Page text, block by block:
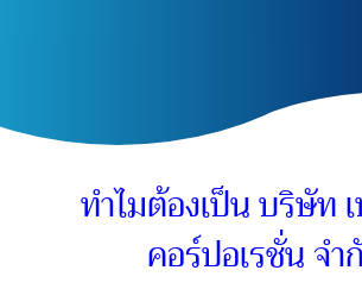
ทำไมต้องเป็น บริษัท
คอร์ปอเรชั่น จำ